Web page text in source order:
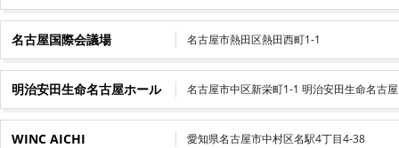
名古屋国際会議場 名古屋市熱田区熱田西町1-1
明治安田生命名古屋ホール 名古屋市中区新栄町1-1 明治安田生命名古
WINC AICHI 愛知県名古屋市中村区名駅4丁目4-38